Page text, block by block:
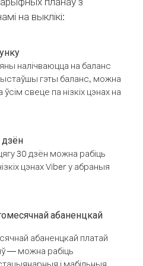
на выклікі:
налічваюцца на баланс
гэты баланс, можна
свеце па нізкіх цэнах на
30 дзён можна рабіць
цэнах Viber у абраныя
абаненцкай
абаненцкай платай
— можна рабіць